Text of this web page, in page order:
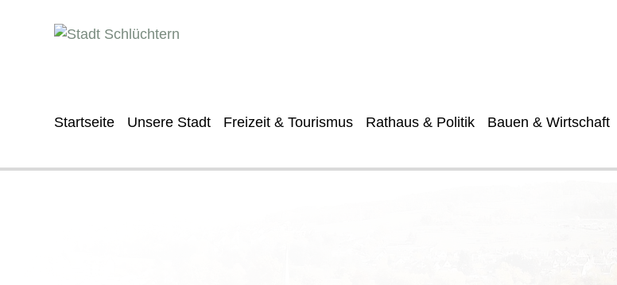
Startseite Unsere Stadt Freizeit & Tourismus Rathaus & Politik Bauen & Wirtschaft